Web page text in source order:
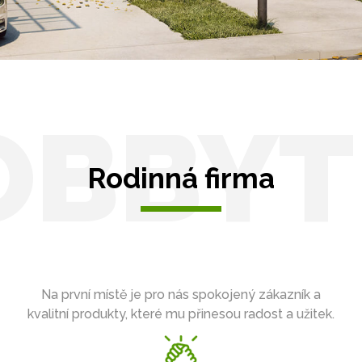
Rodinná firma
Na první místě je pro nás spokojený zákazník a
kvalitní produkty, které mu přinesou radost a užitek.